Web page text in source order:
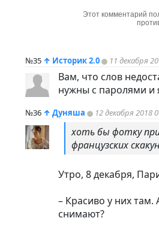
Этот комментарий
№35 ↑ Историк 2.0 11 декабря
Вам, что слов
нужны с паролями и
№36 ↑ Дуняша 12 декабря 2018
хоть бы фотку
французских
Утро, 8 декабря,
– Красиво у них
снимают?